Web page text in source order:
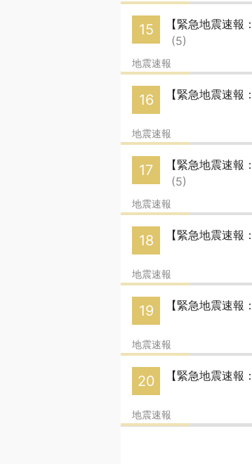
15
【緊急地震速
(5)
地震速報
16 【緊急地震速
地震速報
17
【緊急地震速
(5)
地震速報
18 【緊急地震速
地震速報
19 【緊急地震速
地震速報
20 【緊急地震速
地震速報